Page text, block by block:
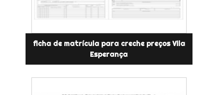
ficha de matrícula para creche preços Vila
Esperança